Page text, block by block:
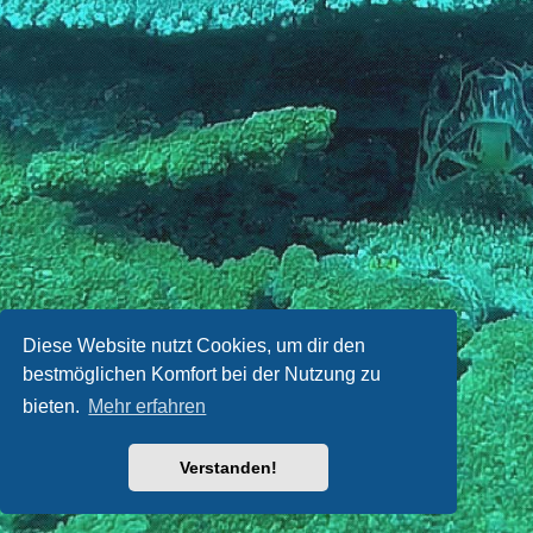
Diese Website nutzt Cookies, um dir den
bestmöglichen Komfort bei der Nutzung zu
bieten. Mehr erfahren
Verstanden!